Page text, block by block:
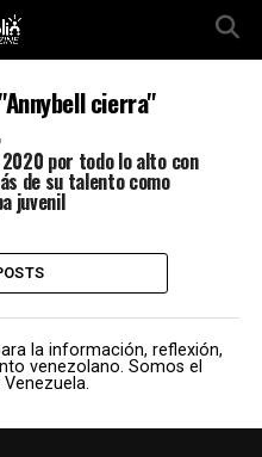
cierra"
por todo lo alto con
de su talento como
juvenil
la información, reflexión,
venezolano. Somos el